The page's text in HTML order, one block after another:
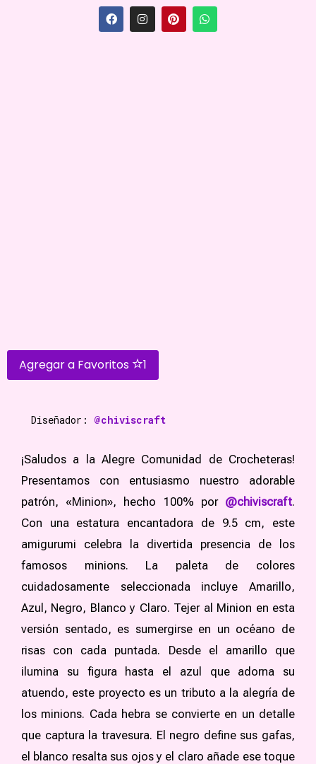
Agregar a Favoritos 1
Diseñador: @chiviscraft
¡Saludos a la Alegre Comunidad de Crocheteras!
Presentamos con entusiasmo nuestro adorable
patrón, «Minion», hecho 100% por @chiviscraft.
Con una estatura encantadora de 9.5 cm, este
amigurumi celebra la divertida presencia de los
famosos minions. La paleta de colores
cuidadosamente seleccionada incluye Amarillo,
Azul, Negro, Blanco y Claro. Tejer al Minion en esta
versión sentado, es sumergirse en un océano de
risas con cada puntada. Desde el amarillo que
ilumina su figura hasta el azul que adorna su
atuendo, este proyecto es un tributo a la alegría de
los minions. Cada hebra se convierte en un detalle
que captura la travesura. El negro define sus gafas,
el blanco resalta sus ojos y el claro añade ese toque